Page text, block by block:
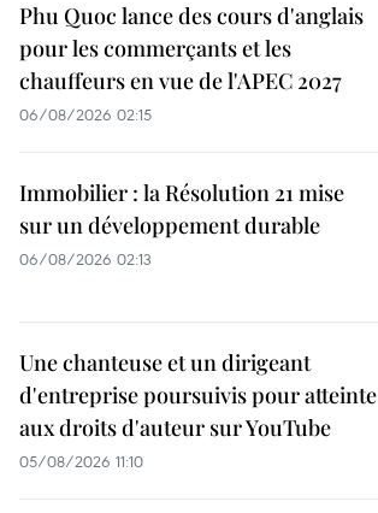
Phu Quoc lance des cours d'anglais
pour les commerçants et les
chauffeurs en vue de l'APEC 2027
06/08/2026 02:15
Immobilier : la Résolution 21 mise
sur un développement durable
06/08/2026 02:13
Une chanteuse et un dirigeant
d'entreprise poursuivis pour atteinte
aux droits d'auteur sur YouTube
05/08/2026 11:10